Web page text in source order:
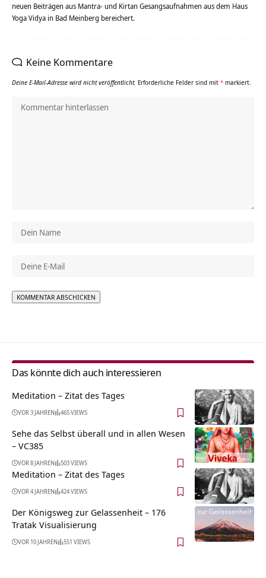
neuen Beiträgen aus Mantra- und Kirtan Gesangsaufnahmen aus dem Haus
Yoga Vidya in Bad Meinberg bereichert.
Keine Kommentare
Deine E-Mail-Adresse wird nicht veröffentlicht. Erforderliche Felder sind mit * markiert.
Das könnte dich auch interessieren
Meditation – Zitat des Tages
VOR 3 JAHREN 465 VIEWS
Sehe das Selbst überall und in allen Wesen
– VC385
VOR 8 JAHREN 503 VIEWS
Meditation – Zitat des Tages
VOR 4 JAHREN 424 VIEWS
Der Königsweg zur Gelassenheit – 176
Tratak Visualisierung
VOR 10 JAHREN 551 VIEWS